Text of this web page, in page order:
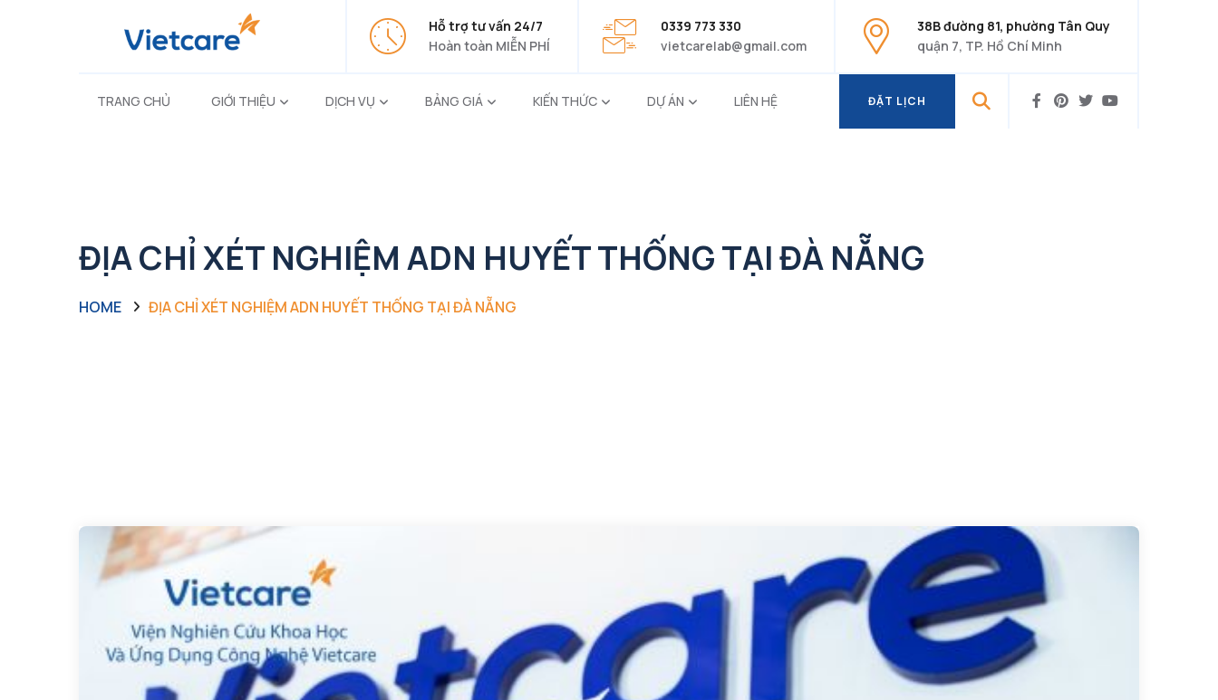
Hỗ trợ tư vấn 24/7
Hoàn toàn MIỄN PHÍ
0339 773 330
vietcarelab@gmail.com
38B đường 81, phường Tân Quy
quận 7, TP. Hồ Chí Minh
TRANG CHỦ GIỚI THIỆU DỊCH VỤ BẢNG GIÁ KIẾN THỨC DỰ ÁN LIÊN HỆ
ĐẶT LỊCH
ĐỊA CHỈ XÉT NGHIỆM ADN HUYẾT THỐNG TẠI ĐÀ NẴNG
HOME ĐỊA CHỈ XÉT NGHIỆM ADN HUYẾT THỐNG TẠI ĐÀ NẴNG